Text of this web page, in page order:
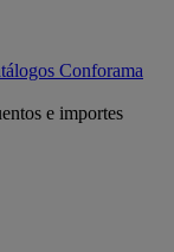
Conforama
e importes